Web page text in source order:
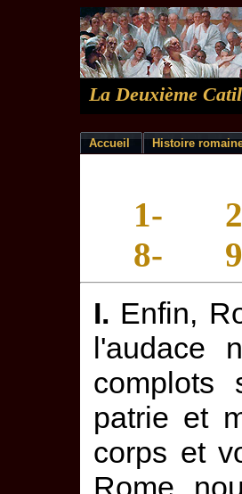
La Deuxième
Accueil Histoire
1-
8-
I. Enfin,
l'audace
complots
patrie et
corps et
Rome,